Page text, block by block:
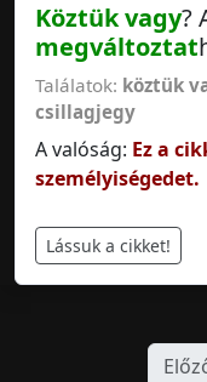
Köztük vagy?
megváltoztat
Találatok: köztük
csillagjegy
A valóság: Ez a
személyiségedet.
Lássuk a cikket!